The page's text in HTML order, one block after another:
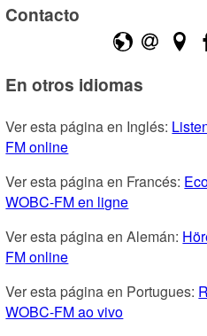
Contacto
En otros idiomas
Ver esta página en Inglés:
FM online
Ver esta página en Francés:
WOBC-FM en ligne
Ver esta página en Alemán:
FM online
Ver esta página en Portugues:
WOBC-FM ao vivo